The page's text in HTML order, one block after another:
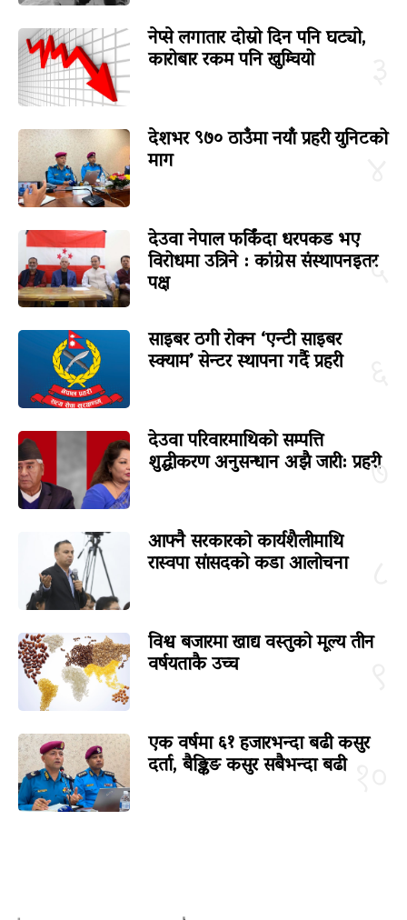
नेप्से लगातार दोस्रो दिन पनि घट्यो,
कारोबार रकम पनि खुम्चियो
देशभर ९७० ठाउँमा नयाँ प्रहरी युनिटको
माग
५
देउवा नेपाल फर्किंदा धरपकड भए
विरोधमा उत्रिने : कांग्रेस संस्थापनइतर
पक्ष
साइबर ठगी रोक्न ‘एन्टी साइबर
स्क्याम’ सेन्टर स्थापना गर्दै प्रहरी
७
देउवा परिवारमाथिको सम्पत्ति
शुद्धीकरण अनुसन्धान अझै जारी: प्रहरी
आफ्नै सरकारको कार्यशैलीमाथि
रास्वपा सांसदको कडा आलोचना
विश्व बजारमा खाद्य वस्तुको मूल्य तीन
वर्षयताकै उच्च
एक वर्षमा ६१ हजारभन्दा बढी कसुर
दर्ता, बैङ्किङ कसुर सबैभन्दा बढी